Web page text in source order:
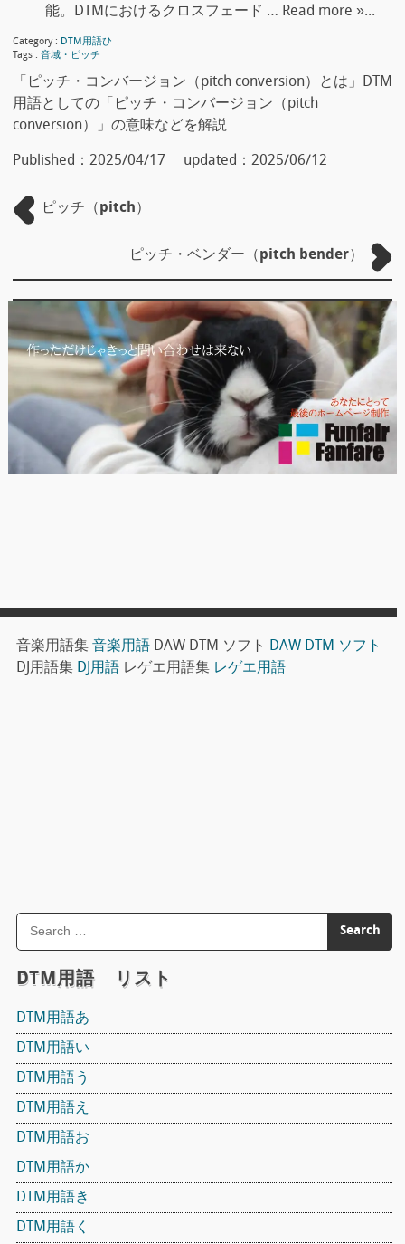
能。DTMにおけるクロスフェード … Read more »...
Category : DTM用語ひ
Tags : 音域・ピッチ
「ピッチ・コンバージョン（pitch conversion）とは」DTM
用語としての「ピッチ・コンバージョン（pitch
conversion）」の意味などを解説
Published： 2025/04/17 updated： 2025/06/12
ピッチ（pitch）
ピッチ・ベンダー（pitch bender）
音楽用語集 音楽用語DAW DTM ソフト
DAW DTM ソフト
DJ用語集 DJ用語レゲエ用語集 レゲエ用語
DTM用語 リスト
DTM用語あ
DTM用語い
DTM用語う
DTM用語え
DTM用語お
DTM用語か
DTM用語き
DTM用語く